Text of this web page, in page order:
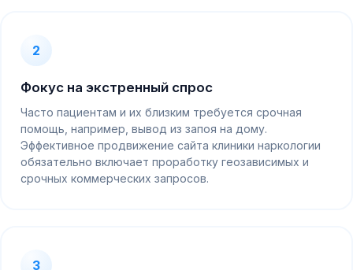
2
Фокус на экстренный спрос
Часто пациентам и их близким требуется срочная
помощь, например, вывод из запоя на дому.
Эффективное продвижение сайта клиники наркологии
обязательно включает проработку геозависимых и
срочных коммерческих запросов.
3